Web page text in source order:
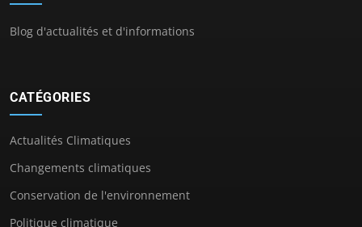
Blog d'actualités et d'informations
CATÉGORIES
Actualités Climatiques
Changements climatiques
Conservation de l'environnement
Politique climatique